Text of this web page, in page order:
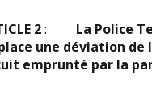
2: La Police
une déviation
emprunté par la